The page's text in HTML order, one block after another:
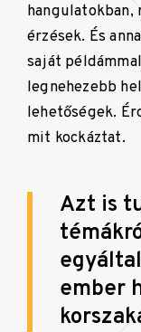
érzések. És
saját
legnehezebb
lehetőségek.
mit kockáztat.
Azt is
ember